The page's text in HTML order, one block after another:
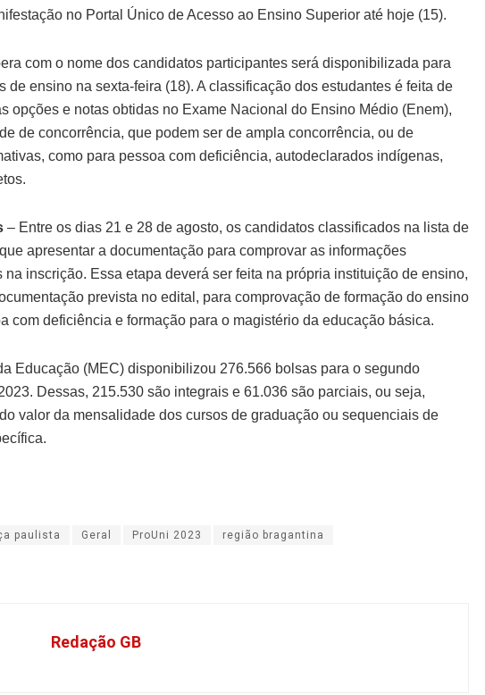
no Portal Único de Acesso ao Ensino Superior até hoje (15).
com o nome dos candidatos participantes será disponibilizada para
de ensino na sexta-feira (18). A classificação dos estudantes é feita de
opções e notas obtidas no Exame Nacional do Ensino Médio (Enem),
de concorrência, que podem ser de ampla concorrência, ou de
como para pessoa com deficiência, autodeclarados indígenas,
– Entre os dias 21 e 28 de agosto, os candidatos classificados na lista de
apresentar a documentação para comprovar as informações
na inscrição. Essa etapa deverá ser feita na própria instituição de ensino,
prevista no edital, para comprovação de formação do ensino
com deficiência e formação para o magistério da educação básica.
Educação (MEC) disponibilizou 276.566 bolsas para o segundo
Dessas, 215.530 são integrais e 61.036 são parciais, ou seja,
valor da mensalidade dos cursos de graduação ou sequenciais de
paulista Geral ProUni 2023 região bragantina
Redação GB